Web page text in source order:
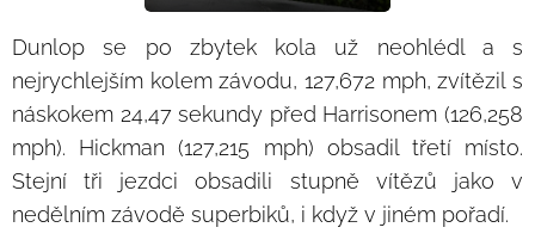
Dunlop se po zbytek kola už neohlédl a s
nejrychlejším kolem závodu, 127,672 mph, zvítězil s
náskokem 24,47 sekundy před Harrisonem (126,258
mph). Hickman (127,215 mph) obsadil třetí místo.
Stejní tři jezdci obsadili stupně vítězů jako v
nedělním závodě superbiků, i když v jiném pořadí.